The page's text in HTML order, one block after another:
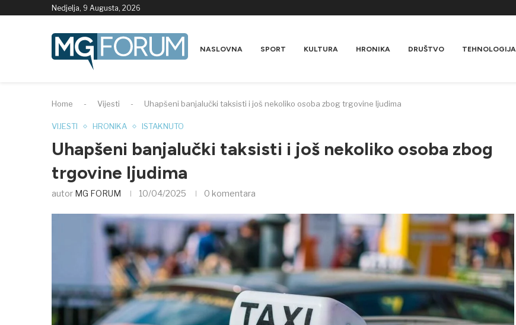
Nedjelja, 9 Augusta, 2026
NASLOVNA SPORT KULTURA HRONIKA DRUŠTVO TEHNOLOGIJA
Home - Vijesti - Uhapšeni banjalučki taksisti i još nekoliko osoba zbog trgovine ljudima
VIJESTI HRONIKA ISTAKNUTO
Uhapšeni banjalučki taksisti i još nekoliko osoba zbog
trgovine ljudima
autor MG FORUM 10/04/2025 0 komentara